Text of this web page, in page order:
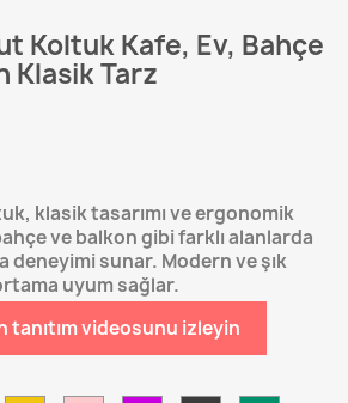
Koltuk Kafe, Ev, Bahçe
Klasik Tarz
klasik tasarımı ve ergonomik
ve balkon gibi farklı alanlarda
sunar. Modern ve şık
uyum sağlar.
tanıtım videosunu izleyin